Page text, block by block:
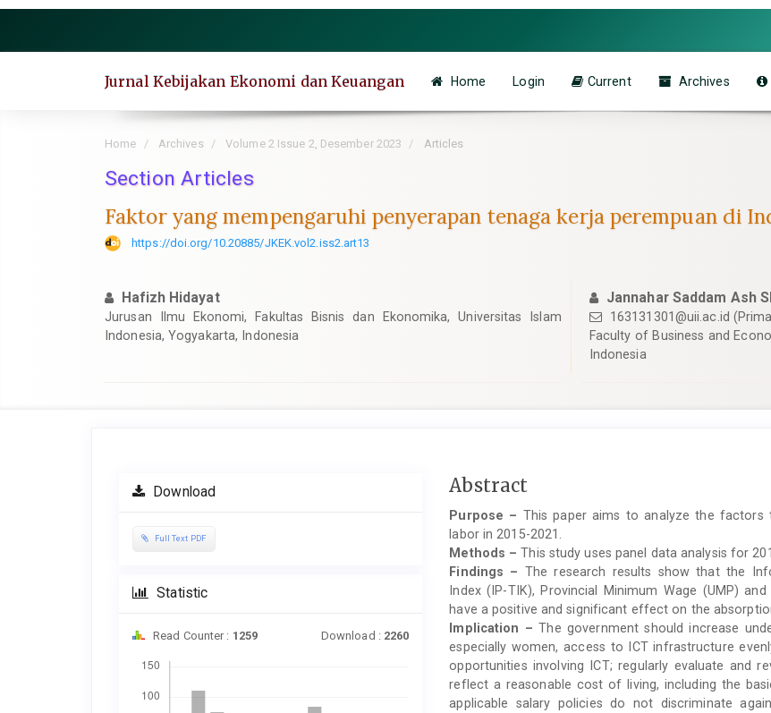
to
Jurnal Kebijakan Ekonomi dan Keuangan Home Login Current Archives
Home Archives Volume 2 Issue 2, Desember 2023 Articles
Section Articles
Faktor yang mempengaruhi penyerapan tenaga kerja perempuan di
https://doi.org/10.20885/JKEK.vol2.iss2.art13
Hafizh Hidayat
Jurusan Ilmu Ekonomi, Fakultas Bisnis dan Ekonomika, Universitas Islam
Indonesia, Yogyakarta, Indonesia
Jannahar Saddam Ash
163131301@uii.ac.id
Faculty of Business and
Indonesia
Sidebar
Download
Full Text PDF
Statistic
Read Counter : 1259 Download : 2260
Main
Article
Content
Abstract
Purpose – This paper aims to analyze the
labor in 2015-2021.
Methods – This study uses panel data analysis for
Findings – The research results show that the
Index (IP-TIK), Provincial Minimum Wage (UMP)
have a positive and significant effect on the
Implication – The government should increase
especially women, access to ICT infrastructure
opportunities involving ICT; regularly evaluate and
reflect a reasonable cost of living, including the
applicable salary policies do not discriminate